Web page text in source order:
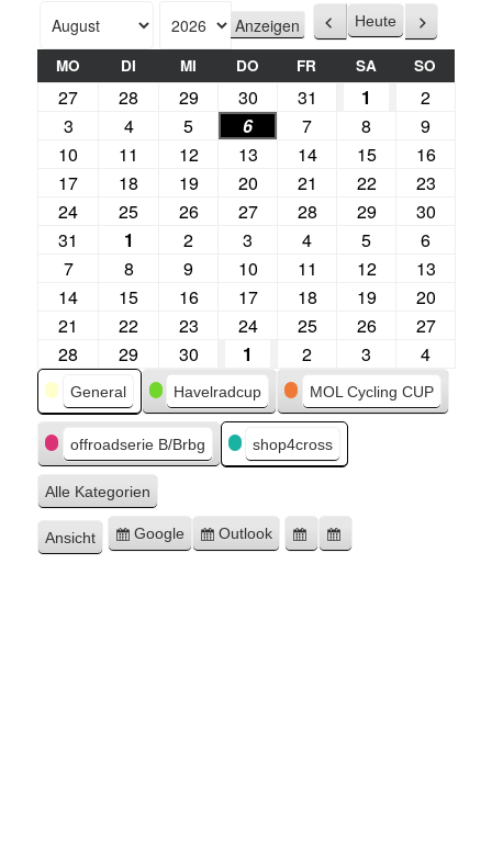
Monat
Jahr Zurück
Heute Weiter
MO DI MI DO FR SA SO
27 28 29 30 31 1
2
3
4 5 6 7 8
9
10
11 12 13 14 15
16
17
18 19 20 21 22
23
24
25 26 27 28 29
30
31
1 2 3 4 5
6
7
8 9 10 11 12
13
14
15 16 17 18 19
20
21
22 23 24 25 26
27
28
29 30 1 2 3 4
Kategorien
General Havelradcup MOL Cycling CUP
offroadserie B/Brbg shop4cross
Alle Kategorien
Ansicht ausdrucken
Eintragen
Google
Eintragen
Outlook
Google-